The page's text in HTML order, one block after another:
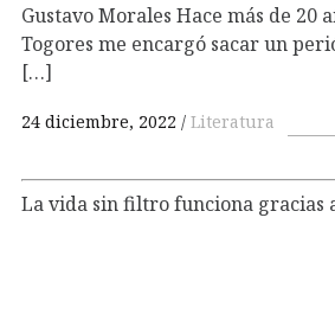
Gustavo Morales Hace más de 20
Togores me encargó sacar un
[…]
24 diciembre, 2022 Literatura
La vida sin filtro funciona gracias